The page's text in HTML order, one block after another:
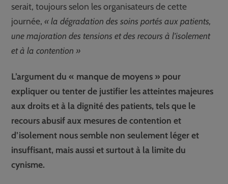
serait, toujours selon les organisateurs de cette
journée,« la dégradation des soins portés aux patients,
une majoration des tensions et des recours à l’isolement
et à la contention »
L’argument du « manque de moyens » pour
expliquer ou tenter de justifier les atteintes majeures
aux droits et à la dignité des patients, tels que le
recours abusif aux mesures de contention et
d’isolement nous semble non seulement léger et
insuffisant, mais aussi et surtout à la limite du
cynisme.